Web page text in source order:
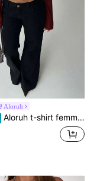
Aloruh
Aloruh t-shirt femme élégant à manches chauve-souris et taille cintrée, couleur unie, automne/hiver